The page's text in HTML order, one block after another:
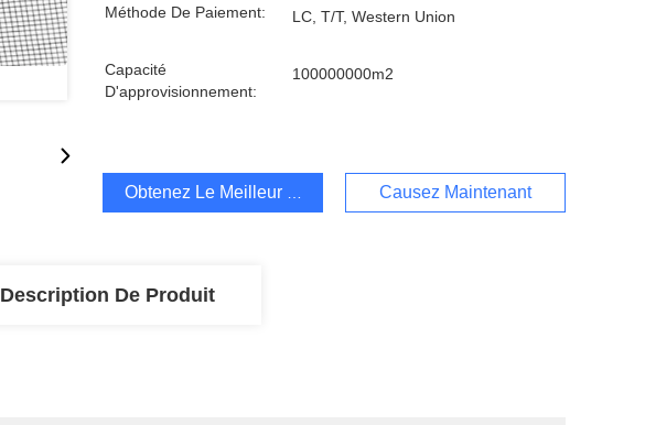
Méthode De Paiement: LC, T/T, Western Union
Capacité
D'approvisionnement:
100000000m2
Obtenez Le Meilleur Prix Causez Maintenant
Description De Produit